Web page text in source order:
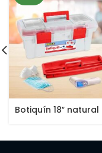
Botiquín 18″ natural